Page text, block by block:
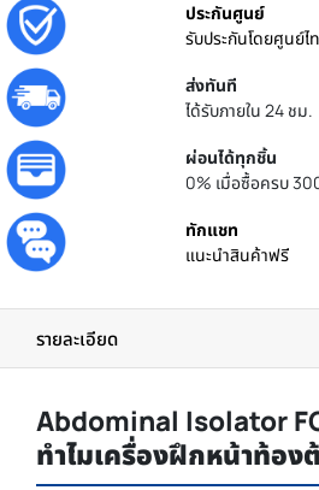
ประกันศูนย์
รับประกันโดยศูนย์ไ
ส่งทันที
ได้รับภายใน 24 ชม.
ผ่อนได้ทุกชิ้น
0% เมื่อซื้อครบ
ทักแชท
แนะนำสินค้าฟรี
รายละเอียด
Abdominal Isolator
ทำไมเครื่องฝึกหน้าท้อง